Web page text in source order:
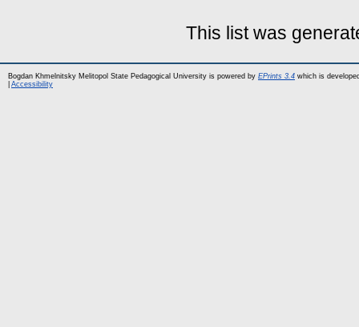
This list was
Bogdan Khmelnitsky Melitopol State Pedagogical University is powered by EPrints 3.4 which is
Accessibility